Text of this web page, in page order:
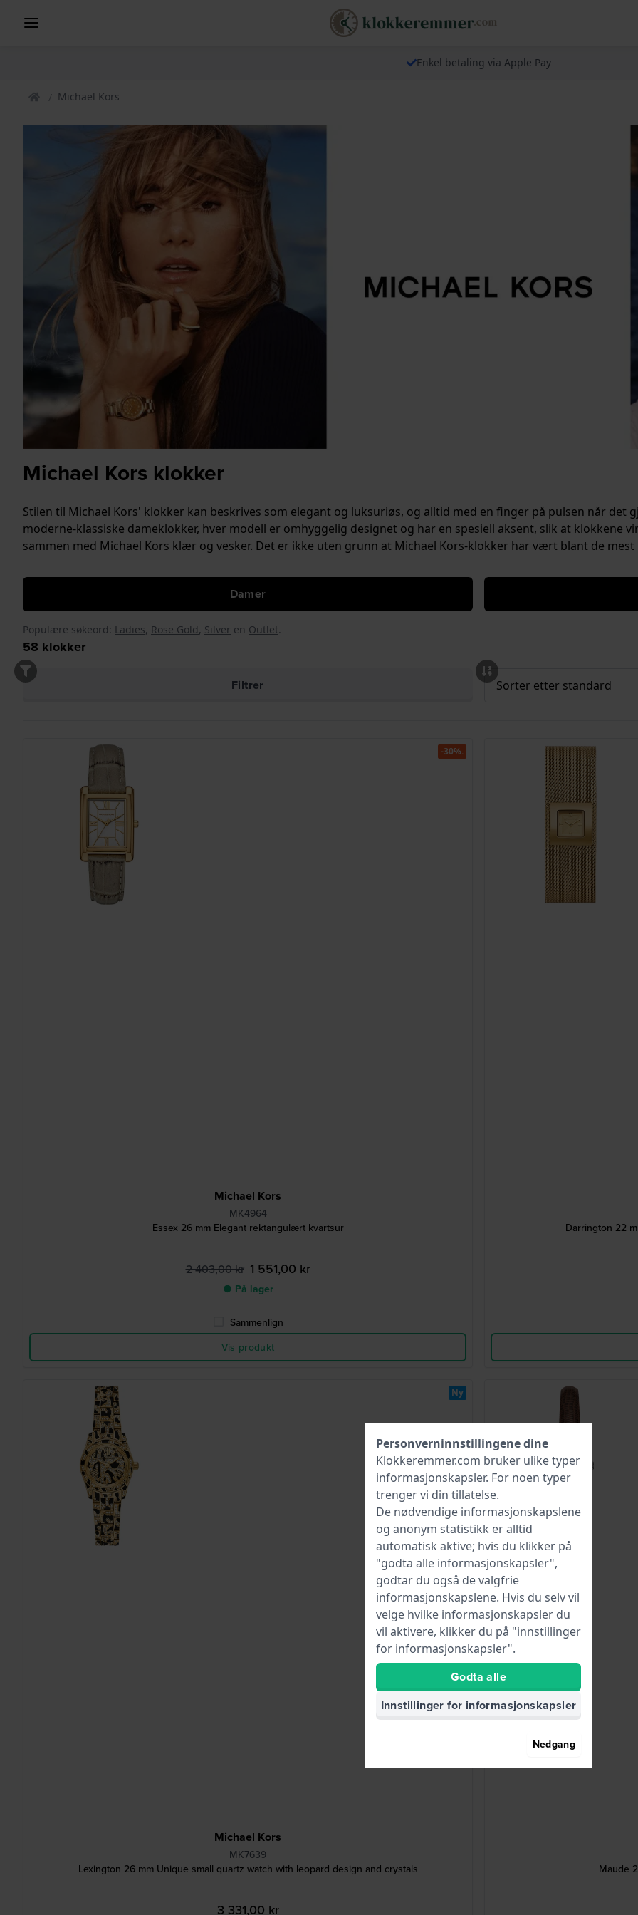
Enkel betaling via Apple Pay
Michael Kors
Michael Kors klokker
Stilen til Michael Kors' klokker kan beskrives som elegant og luksuriøs, og alltid med en finger på pulsen når
moderne-klassiske dameklokker, hver modell er omhyggelig designet og har en spesiell aksent, slik at klokkene
sammen med Michael Kors klær og vesker. Det er ikke uten grunn at Michael Kors-klokker har vært blant de
Damer
Populære søkeord: Ladies, Rose Gold, Silver en Outlet.
58 klokker
Filtrer
Michael Kors
MK4964
Essex 26 mm Elegant rektangulært kvartsur
2 403,00 kr 1 551,00 kr
● På lager
Sammenlign
Vis produkt
-30%.
Darrington 22
Michael Kors
MK7639
Lexington 26 mm Unique small quartz watch with leopard design and crystals
3 331,00 kr
Ny
Maude
Personverninnstillingene dine
Klokkeremmer.com bruker ulike typer
informasjonskapsler. For noen typer
trenger vi din tillatelse.
De nødvendige informasjonskapslene
og anonym statistikk er alltid
automatisk aktive; hvis du klikker på
"godta alle informasjonskapsler",
godtar du også de valgfrie
informasjonskapslene. Hvis du selv vil
velge hvilke informasjonskapsler du
vil aktivere, klikker du på "innstillinger
for informasjonskapsler".
Godta alle
Innstillinger for informasjonskapsler
Nedgang